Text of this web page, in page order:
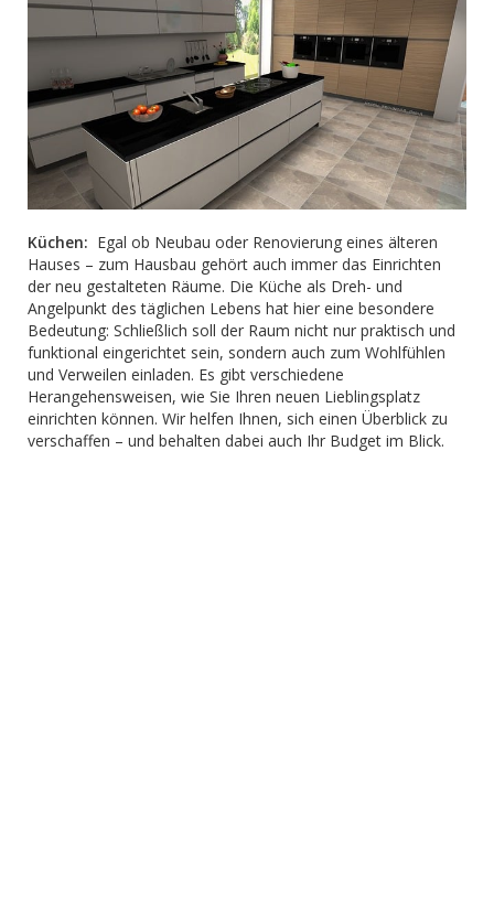
Küchen: Egal ob Neubau oder Renovierung eines älteren
Hauses – zum Hausbau gehört auch immer das Einrichten
der neu gestalteten Räume. Die Küche als Dreh- und
Angelpunkt des täglichen Lebens hat hier eine besondere
Bedeutung: Schließlich soll der Raum nicht nur praktisch und
funktional eingerichtet sein, sondern auch zum Wohlfühlen
und Verweilen einladen. Es gibt verschiedene
Herangehensweisen, wie Sie Ihren neuen Lieblingsplatz
einrichten können. Wir helfen Ihnen, sich einen Überblick zu
verschaffen – und behalten dabei auch Ihr Budget im Blick.